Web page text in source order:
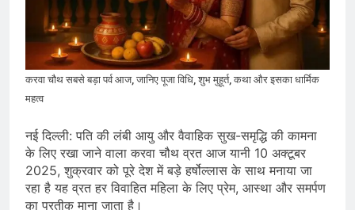
जारी किया, दिल्ली-NCR समेत कई क्षेत्रों में
जलभराव और बाढ़ की आशंका
August 6, 2026
जंतर-मंतर पुलिस कार्रवाई पर संसद में विपक्ष
का हंगामा तेज़, सरकार से जवाब की मांग
August 6, 2026
August 5, 2026
करवा चौथ सबसे बड़ा पर्व आज, जानिए पूजा विधि, शुभ मुहूर्त, कथा और इसका धार्मिक
महत्व
नई दिल्ली: पति की लंबी आयु और वैवाहिक सुख-समृद्धि की कामना
के लिए रखा जाने वाला करवा चौथ व्रत आज यानी 10 अक्टूबर
2025, शुक्रवार को पूरे देश में बड़े हर्षोल्लास के साथ मनाया जा
रहा है यह व्रत हर विवाहित महिला के लिए प्रेम, आस्था और समर्पण
का प्रतीक माना जाता है।